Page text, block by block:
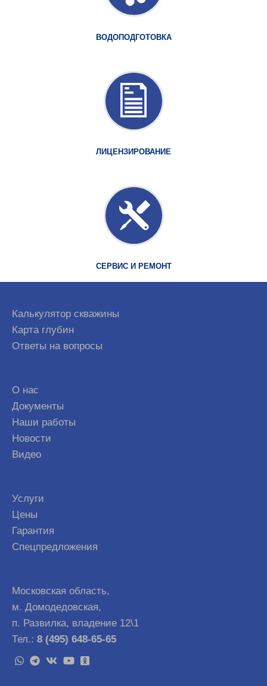
ВОДОПОДГОТОВКА
ЛИЦЕНЗИРОВАНИЕ
СЕРВИС И РЕМОНТ
Калькулятор скважины
Карта глубин
Ответы на вопросы
О нас
Документы
Наши работы
Новости
Видео
Услуги
Цены
Гарантия
Спецпредложения
Московская область,
м. Домодедовская,
п. Развилка, владение 12\1
Тел.: 8 (495) 648-65-65